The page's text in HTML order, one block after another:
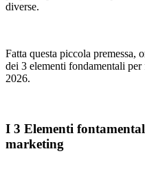
diverse.
Fatta questa piccola premessa,
dei 3 elementi fondamentali per
2026.
I 3 Elementi
marketing